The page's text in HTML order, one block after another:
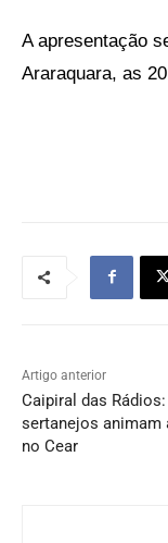
A apresentação
Araraquara, as
Artigo anterior
Caipiral das
sertanejos animam
no Cear